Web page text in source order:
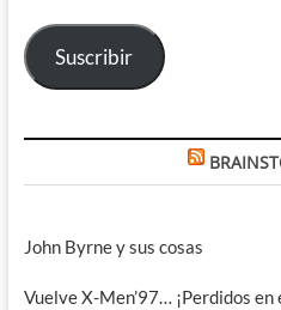
electrónico
Suscribir
John Byrne y sus cosas
Vuelve X-Men’97… ¡Perdidos